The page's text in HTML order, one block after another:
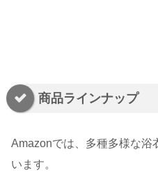
商品ラインナップ
Amazonでは、多種多様な浴
います。